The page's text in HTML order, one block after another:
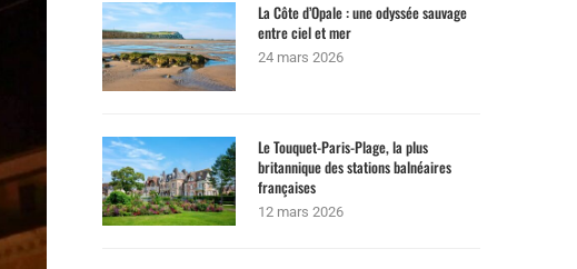
La Côte d’Opale : une odyssée sauvage
entre ciel et mer
24 mars 2026
Le Touquet-Paris-Plage, la plus
britannique des stations balnéaires
françaises
12 mars 2026